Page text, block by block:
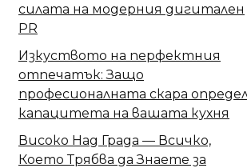
силата на модерния дигитален
PR
Изкуството на перфектния
отпечатък: Защо
професионалната скара
капацитета на вашата кухня
Високо Над Града — Всичко,
Което Трябва да Знаете за